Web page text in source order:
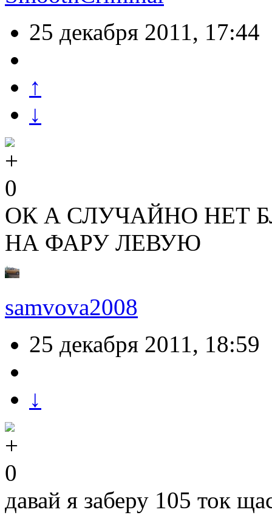
25 декабря 2011, 17:44
↑
↓
0
ОК А СЛУЧАЙНО НЕТ
НА ФАРУ ЛЕВУЮ
samvova2008
25 декабря 2011, 18:59
↓
0
давай я заберу 105 ток